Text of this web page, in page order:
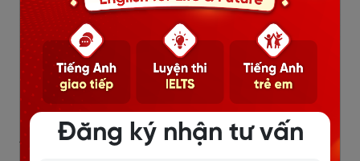
Hướng dẫn giải:
1 - school bag (cặp sách)
Đăng ký nhận tư vấn